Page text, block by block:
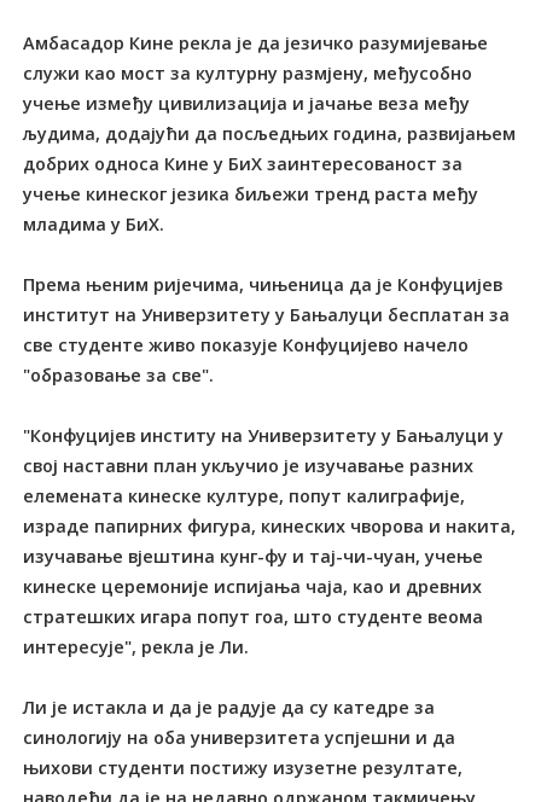
Амбасадор Кине рекла је да језичко разумијевање
служи као мост за културну размјену, међусобно
учење између цивилизација и јачање веза међу
људима, додајући да посљедњих година, развијањем
добрих односа Кине у БиХ заинтересованост за
учење кинеског језика биљежи тренд раста међу
младима у БиХ.
Према њеним ријечима, чињеница да је Конфуцијев
институт на Универзитету у Бањалуци бесплатан за
све студенте живо показује Конфуцијево начело
"образовање за све".
"Конфуцијев институ на Универзитету у Бањалуци у
свој наставни план укључио је изучавање разних
елемената кинеске културе, попут калиграфије,
израде папирних фигура, кинеских чворова и накита,
изучавање вјештина кунг-фу и тај-чи-чуан, учење
кинеске церемоније испијања чаја, као и древних
стратешких игара попут гоа, што студенте веома
интересује", рекла је Ли.
Ли је истакла и да је радује да су катедре за
синологију на оба универзитета успјешни и да
њихови студенти постижу изузетне резултате,